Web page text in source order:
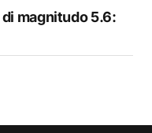
magnitudo 5.6: